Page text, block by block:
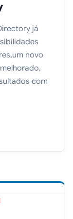
já
novo
com